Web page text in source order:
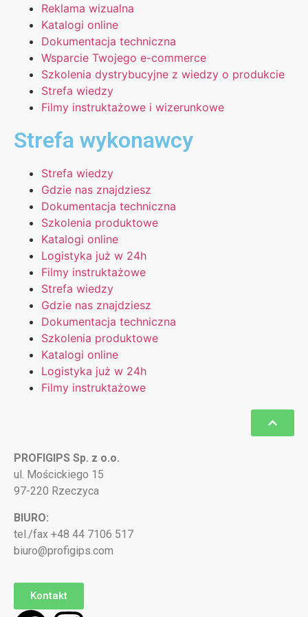
Reklama wizualna
Katalogi online
Dokumentacja techniczna
Wsparcie Twojego e-commerce
Szkolenia dystrybucyjne z wiedzy o produkcie
Strefa wiedzy
Filmy instruktażowe i wizerunkowe
Strefa wykonawcy
Strefa wiedzy
Gdzie nas znajdziesz
Dokumentacja techniczna
Szkolenia produktowe
Katalogi online
Logistyka już w 24h
Filmy instruktażowe
Strefa wiedzy
Gdzie nas znajdziesz
Dokumentacja techniczna
Szkolenia produktowe
Katalogi online
Logistyka już w 24h
Filmy instruktażowe
PROFIGIPS Sp. z o.o.
ul. Mościckiego 15
97-220 Rzeczyca
BIURO:
tel./fax +48 44 7106 517
biuro@profigips.com
Kontakt